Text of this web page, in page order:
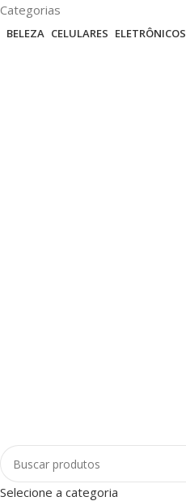
Categorias
BELEZA CELULARES ELETRÔNICOS
Selecione a categoria